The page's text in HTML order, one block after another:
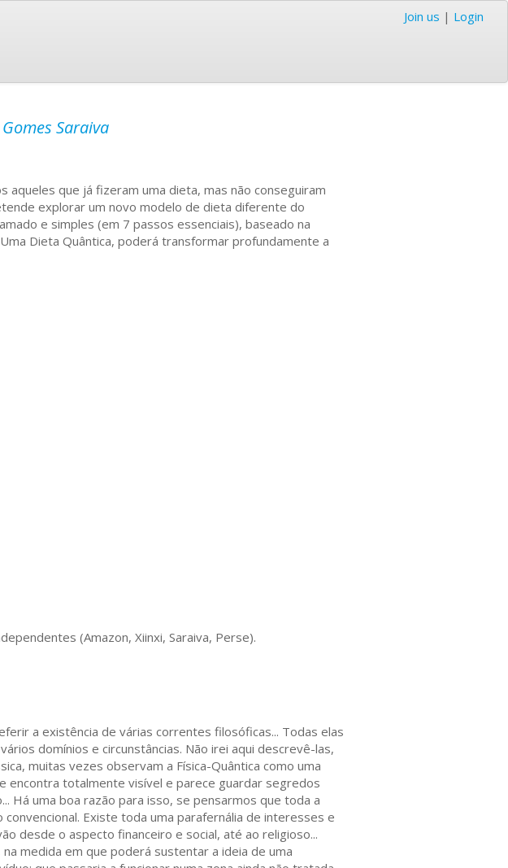
Join us | Login
Saraiva
aqueles que já fizeram uma dieta, mas não conseguiram
explorar um novo modelo de dieta diferente do
e simples (em 7 passos essenciais), baseado na
Dieta Quântica, poderá transformar profundamente a
(Amazon, Xiinxi, Saraiva, Perse).
a existência de várias correntes filosóficas... Todas elas
domínios e circunstâncias. Não irei aqui descrevê-las,
muitas vezes observam a Física-Quântica como uma
encontra totalmente visível e parece guardar segredos
Há uma boa razão para isso, se pensarmos que toda a
Existe toda uma parafernália de interesses e
desde o aspecto financeiro e social, até ao religioso...
medida em que poderá sustentar a ideia de uma